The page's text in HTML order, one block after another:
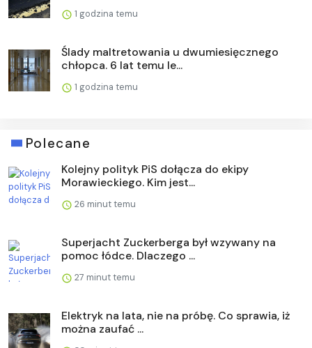
1 godzina temu
Ślady maltretowania u dwumiesięcznego
chłopca. 6 lat temu le...
1 godzina temu
Polecane
Kolejny polityk PiS dołącza do ekipy
Morawieckiego. Kim jest...
26 minut temu
Superjacht Zuckerberga był wzywany na
pomoc łódce. Dlaczego ...
27 minut temu
Elektryk na lata, nie na próbę. Co sprawia, iż
można zaufać ...